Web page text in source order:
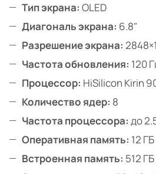
Тип экрана: OLED
Диагональ экрана: 6.8"
Разрешение экрана:
Частота обновления: 120
Процессор: HiSilicon Kirin
Количество ядер: 8
Частота процессора: до
Оперативная память: 12 ГБ
Встроенная память: 512 ГБ